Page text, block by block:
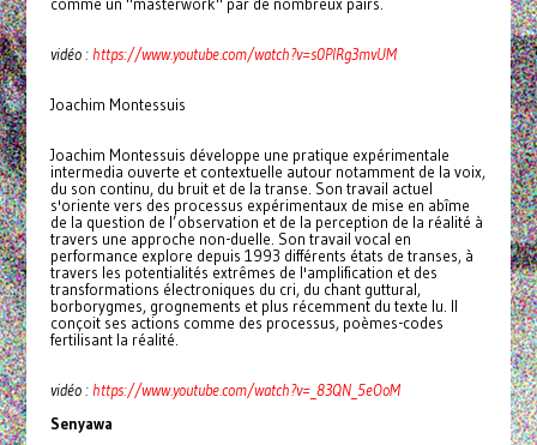
vidéo : https://www.youtube.com/watch?v=s0PIRg3mvUM
Joachim Montessuis
Joachim Montessuis développe une pratique expérimentale
intermedia ouverte et contextuelle autour notamment de la voix,
du son continu, du bruit et de la transe. Son travail actuel
s'oriente vers des processus expérimentaux de mise en abîme
de la question de l’observation et de la perception de la réalité à
travers une approche non-duelle. Son travail vocal en
performance explore depuis 1993 différents états de transes, à
travers les potentialités extrêmes de l'amplification et des
transformations électroniques du cri, du chant guttural,
borborygmes, grognements et plus récemment du texte lu. Il
conçoit ses actions comme des processus, poèmes-codes
fertilisant la réalité.
vidéo : https://www.youtube.com/watch?v=_83QN_5eOoM
Senyawa